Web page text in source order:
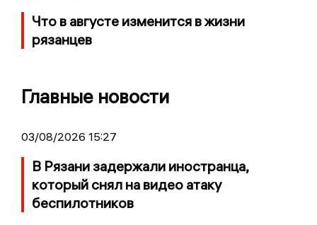
Что в августе изменится в жизни
рязанцев
Главные новости
03/08/2026 15:27
В Рязани задержали иностранца,
который снял на видео атаку
беспилотников